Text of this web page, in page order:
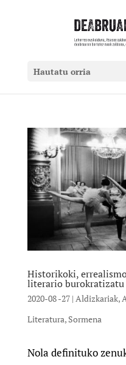
Hautatu orria
Historikoki,
literario burokratizatu
2020-08 -27| Aldizkariak,
Literatura, Sormena
Nola definituko